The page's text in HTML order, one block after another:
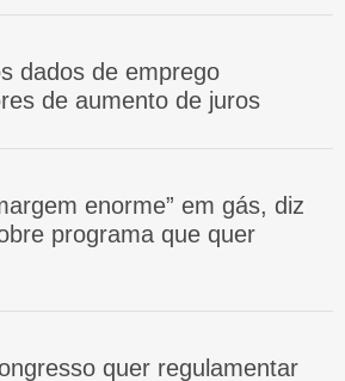
dados de emprego
de aumento de juros
enorme” em gás, diz
programa que quer
quer regulamentar